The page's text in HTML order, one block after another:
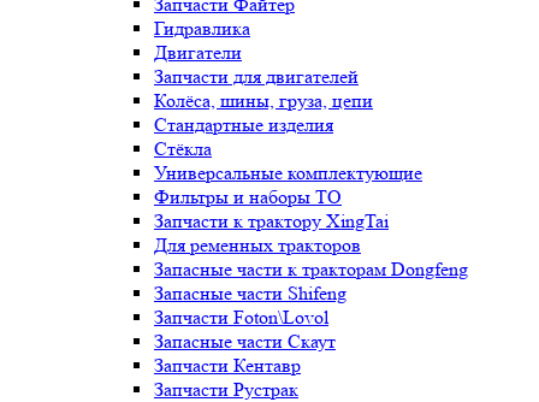
Гидравлика
Двигатели
Запчасти для двигателей
Колёса, шины, груза, цепи
Стандартные изделия
Стёкла
Универсальные комплектующие
Фильтры и наборы ТО
Запчасти к трактору XingTai
Для ременных тракторов
Запасные части к тракторам Dongfeng
Запасные части Shifeng
Запчасти Foton\Lovol
Запасные части Скаут
Запчасти Кентавр
Запчасти Рустрак